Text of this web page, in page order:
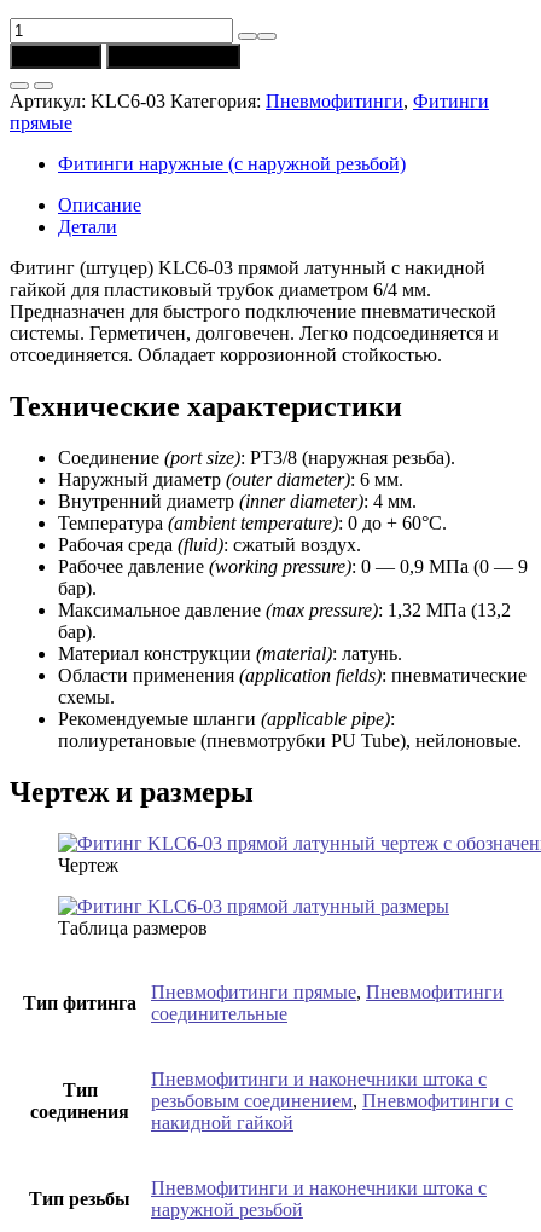
Количество
товара
Фитинг
KLC6-
03
прямой
латунный
РТ3/8)
CSNSP
Артикул: KLC6-03 Категория: Пневмофитинги, Фитинги
прямые
Фитинги наружные (с наружной резьбой)
Описание
Детали
Фитинг (штуцер) KLC6-03 прямой латунный с накидной
гайкой для пластиковый трубок диаметром 6/4 мм.
Предназначен для быстрого подключение пневматической
системы. Герметичен, долговечен. Легко подсоединяется и
отсоединяется. Обладает коррозионной стойкостью.
Технические характеристики
Соединение (port size): РТ3/8 (наружная резьба).
Наружный диаметр (outer diameter): 6 мм.
Внутренний диаметр (inner diameter): 4 мм.
Температура (ambient temperature): 0 до + 60°C.
Рабочая среда (fluid): сжатый воздух.
Рабочее давление (working pressure): 0 — 0,9 МПа (0 — 9
бар).
Максимальное давление (max pressure): 1,32 МПа (13,2
бар).
Материал конструкции (material): латунь.
Области применения (application fields): пневматические
схемы.
Рекомендуемые шланги (applicable pipe):
полиуретановые (пневмотрубки PU Tube), нейлоновые.
Чертеж и размеры
Чертеж
Таблица размеров
Тип фитинга
Пневмофитинги прямые, Пневмофитинги
соединительные
Тип
соединения
Пневмофитинги и наконечники штока с
резьбовым соединением, Пневмофитинги с
накидной гайкой
Тип резьбы
Пневмофитинги и наконечники штока с
наружной резьбой